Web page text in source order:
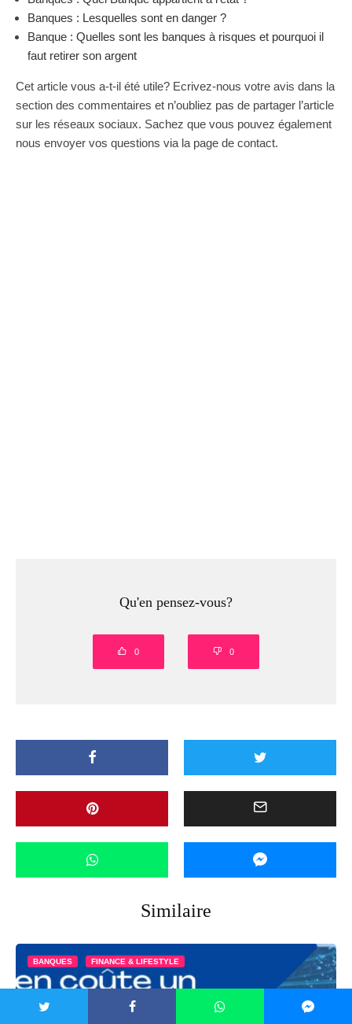
Banques : Lesquelles sont en danger ?
Banque : Quelles sont les banques à risques et pourquoi il
faut retirer son argent
Cet article vous a-t-il été utile? Ecrivez-nous votre avis dans la
section des commentaires et n’oubliez pas de partager l’article
sur les réseaux sociaux. Sachez que vous pouvez également
nous envoyer vos questions via la page de contact.
Qu'en pensez-vous?
0 0
Similaire
BANQUES FINANCE & LIFESTYLE